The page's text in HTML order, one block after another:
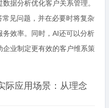
据分析优化客户关系管理。
见问题，并在必要时将复杂
效率。同时，AI还可以分析
业制定更有效的客户维系策
际应用场景：从理念